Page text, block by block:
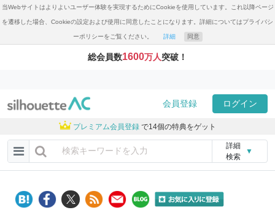
当Webサイトはよりよいユーザー体験を実現するためにCookieを使用しています。これ以降ページ
を遷移した場合、Cookieの設定および使用に同意したことになります。詳細についてはプライバシ
ーポリシーをご覧ください。 詳細 同意
総会員数1600万人突破！
会員登録 ログイン
プレミアム会員登録 で14個の特典をゲット
詳細
検索
▼